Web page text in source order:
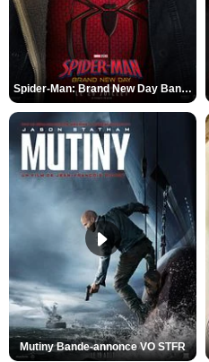
Spider-Man: Brand New Day Bande-annonce VO STFR
Mutiny Bande-annonce VO STFR